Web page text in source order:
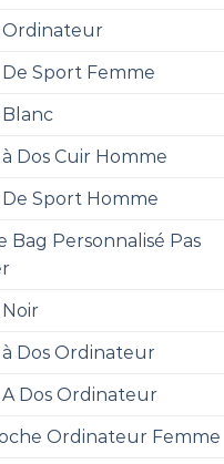
Ordinateur
De Sport Femme
Blanc
à Dos Cuir Homme
De Sport Homme
Bag Personnalisé Pas
Noir
à Dos Ordinateur
A Dos Ordinateur
Ordinateur Femme